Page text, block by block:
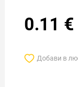
0.11 €
Добави в